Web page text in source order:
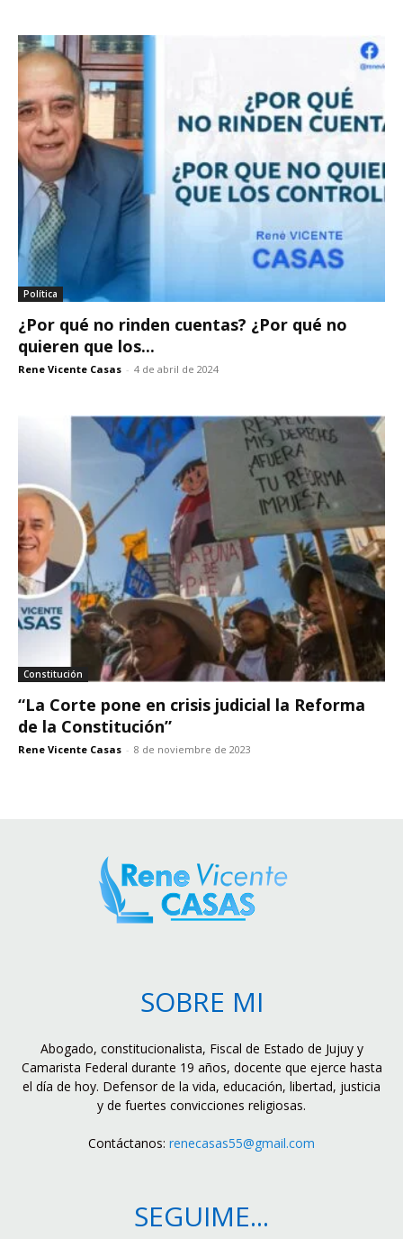
Política
¿Por qué no rinden cuentas? ¿Por qué no
quieren que los...
Rene Vicente Casas - 4 de abril de 2024
Constitución
“La Corte pone en crisis judicial la Reforma
de la Constitución”
Rene Vicente Casas - 8 de noviembre de 2023
SOBRE MI
Abogado, constitucionalista, Fiscal de Estado de Jujuy y
Camarista Federal durante 19 años, docente que ejerce hasta
el día de hoy. Defensor de la vida, educación, libertad, justicia
y de fuertes convicciones religiosas.
Contáctanos: renecasas55@gmail.com
SEGUIME...